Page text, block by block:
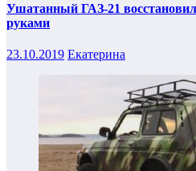
Ушатанный ГАЗ-21
руками
23.10.2019 Екатерина